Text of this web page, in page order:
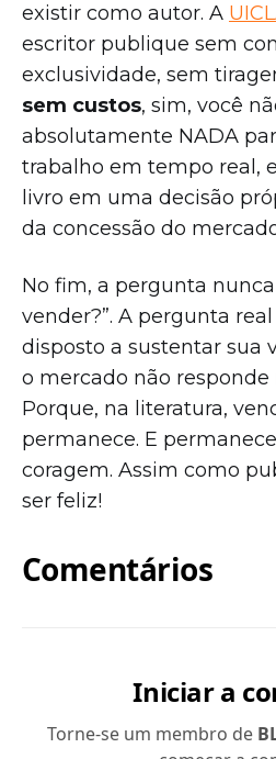
existir como autor. A
escritor publique sem
exclusividade, sem
sem custos, sim, você
absolutamente NADA
trabalho em tempo real,
livro em uma decisão
da concessão do
No fim, a pergunta
vender?”. A pergunta real
disposto a sustentar sua
o mercado não
Porque, na literatura,
permanece. E
coragem. Assim como
ser feliz!